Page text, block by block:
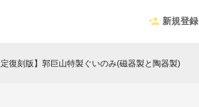
新規登録
復刻版】郭巨山特製ぐいのみ(磁器製と陶器製)